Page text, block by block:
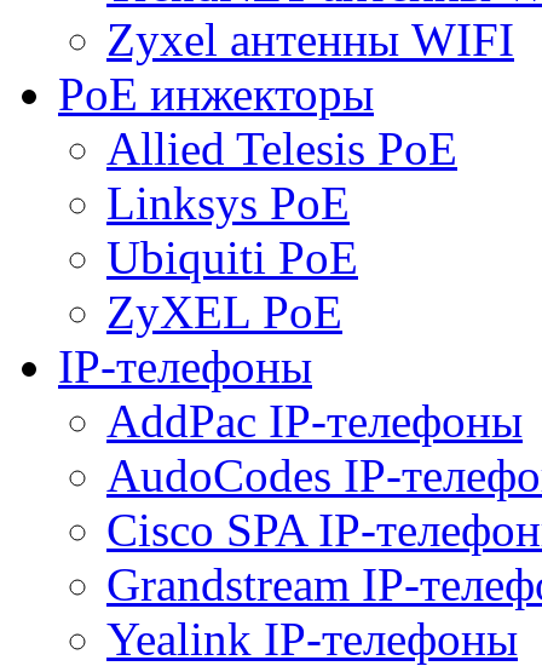
Zyxel антенны WIFI
PoE инжекторы
Allied Telesis PoE
Linksys PoE
Ubiquiti PoE
ZyXEL PoE
IP-телефоны
AddPac IP-телефоны
AudoCodes IP-
Cisco SPA IP-
Grandstream IP-
Yealink IP-телефоны